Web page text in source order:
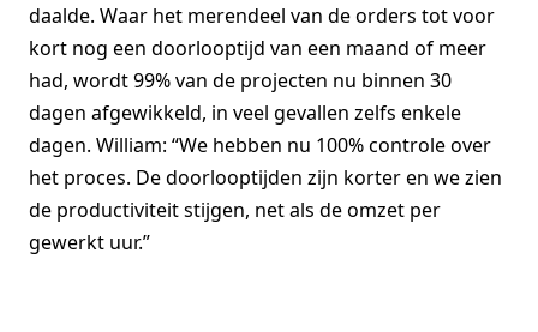
daalde. Waar het merendeel van de orders tot voor
kort nog een doorlooptijd van een maand of meer
had, wordt 99% van de projecten nu binnen 30
dagen afgewikkeld, in veel gevallen zelfs enkele
dagen. William: “We hebben nu 100% controle over
het proces. De doorlooptijden zijn korter en we zien
de productiviteit stijgen, net als de omzet per
gewerkt uur.”